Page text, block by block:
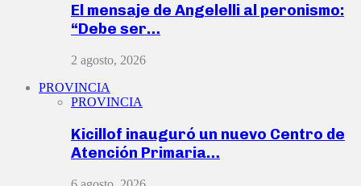
El mensaje de Angelelli al peronismo:
“Debe ser…
2 agosto, 2026
PROVINCIA
PROVINCIA
Kicillof inauguró un nuevo Centro de
Atención Primaria…